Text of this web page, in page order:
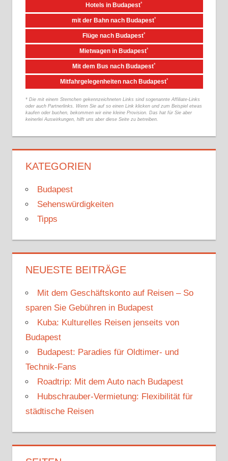
Hotels in Budapest*
mit der Bahn nach Budapest*
Flüge nach Budapest*
Mietwagen in Budapest*
Mit dem Bus nach Budapest*
Mitfahrgelegenheiten nach Budapest*
* Die mit einem Sternchen gekennzeichneten Links sind sogenannte Affiliate-Links
oder auch Partnerlinks. Wenn Sie auf so einen Link klicken und zum Beispiel etwas
kaufen oder buchen, bekommen wir eine kleine Provision. Das hat für Sie aber
keinerlei Auswirkungen, hilft uns aber diese Seite zu betreiben.
KATEGORIEN
Budapest
Sehenswürdigkeiten
Tipps
NEUESTE BEITRÄGE
Mit dem Geschäftskonto auf Reisen – So
sparen Sie Gebühren in Budapest
Kuba: Kulturelles Reisen jenseits von
Budapest
Budapest: Paradies für Oldtimer- und
Technik-Fans
Roadtrip: Mit dem Auto nach Budapest
Hubschrauber-Vermietung: Flexibilität für
städtische Reisen